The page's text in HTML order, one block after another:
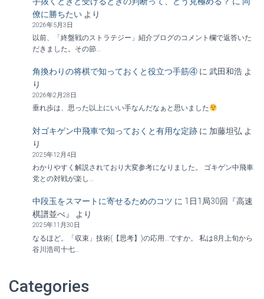
僚に勝ちたい より
2026年5月3日
以前、「終盤戦のストラテジー」紹介ブログのコメント欄で返答いた
だきました。その節…
角換わりの将棋で知っておくと役立つ手筋④ に 武田和浩 よ
り
2026年2月28日
垂れ歩は、思った以上にいい手なんだなぁと思いました
対ゴキゲン中飛車で知っておくと有用な定跡 に 加藤坦弘 よ
り
2025年12月4日
わかりやすく解説されており大変参考になりました。 ゴキゲン中飛車
党との対戦が楽し…
中段玉をスマートに寄せるためのコツ に 1日1局30回『高速
棋譜並べ』
より
2025年11月30日
なるほど。「収束」技術(【思考】)の応用…ですか。 私は8月上旬から
谷川浩司十七…
Categories